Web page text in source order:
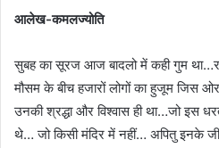
आलेख-कमलज्योति
सुबह का सूरज आज बादलो में कही गुम
मौसम के बीच हजारों लोगों का हुजूम जिस
उनकी श्रद्धा और विश्वास ही था…जो इस
थे… जो किसी मंदिर में नहीं… अपितु इनके